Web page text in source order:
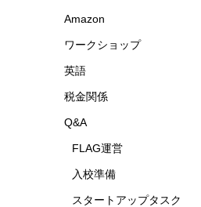
Amazon
ワークショップ
英語
税金関係
Q&A
FLAG運営
入校準備
スタートアップタスク